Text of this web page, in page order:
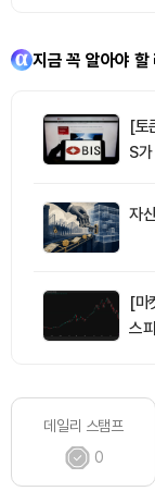
지금 꼭 알아야 할
[토
S
자
[마
스
데일리 스탬프
0